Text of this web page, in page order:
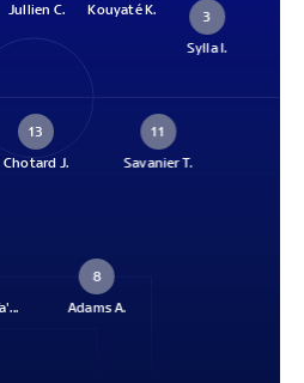
Jullien C.
Kouyaté K.
3
Sylla I.
13
Chotard J.
11
Savanier T.
8
Adams A.